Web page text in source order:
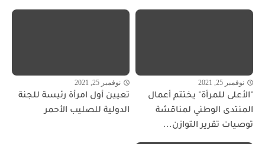
نوفمبر 25, 2021
"الأعلى للمرأة" يختتم أعمال
المنتدى الوطني لمناقشة
توصيات تقرير التوازن...
نوفمبر 25, 2021
تعيين أول امرأة رئيسة للجنة
الدولية للصليب الأحمر